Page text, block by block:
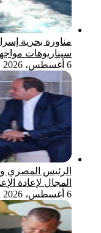
مناورة بحرية
سيناريوهات
6 أغسطس، 2026
الرئيس المصري
المجال لإعادة
6 أغسطس، 2026